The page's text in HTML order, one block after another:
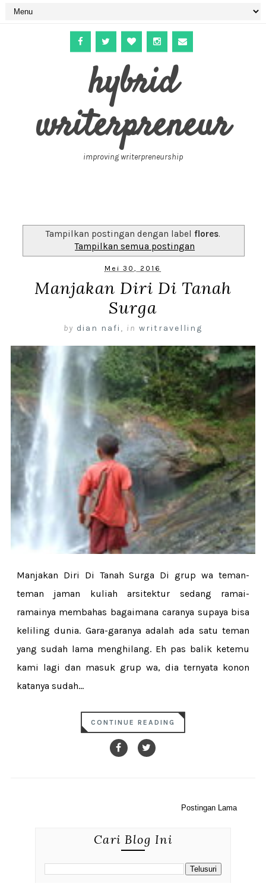
hybrid
writerpreneur
improving writerpreneurship
Tampilkan postingan dengan label flores.
Tampilkan semua postingan
Mei 30, 2016
Manjakan Diri Di Tanah
Surga
by dian nafi , in writravelling
Manjakan Diri Di Tanah Surga Di grup wa teman-
teman jaman kuliah arsitektur sedang ramai-
ramainya membahas bagaimana caranya supaya bisa
keliling dunia. Gara-garanya adalah ada satu teman
yang sudah lama menghilang. Eh pas balik ketemu
kami lagi dan masuk grup wa, dia ternyata konon
katanya sudah...
CONTINUE READING
Postingan Lama
Cari Blog Ini